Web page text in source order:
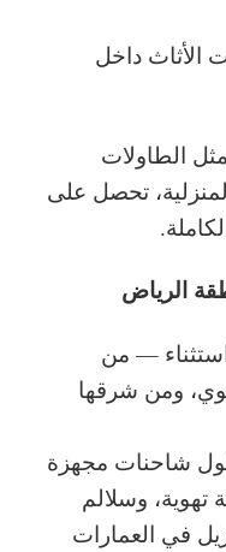
الأثاث داخل
الطاولات
تحصل على
الرياض
— من
ومن شرقها
شاحنات مجهزة
تهوية، وسلالم
في العمارات